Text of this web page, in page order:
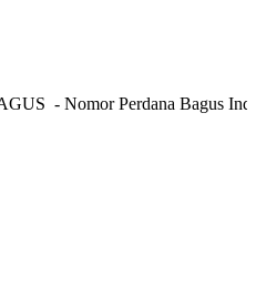
- Nomor Perdana Bagus Indonesia